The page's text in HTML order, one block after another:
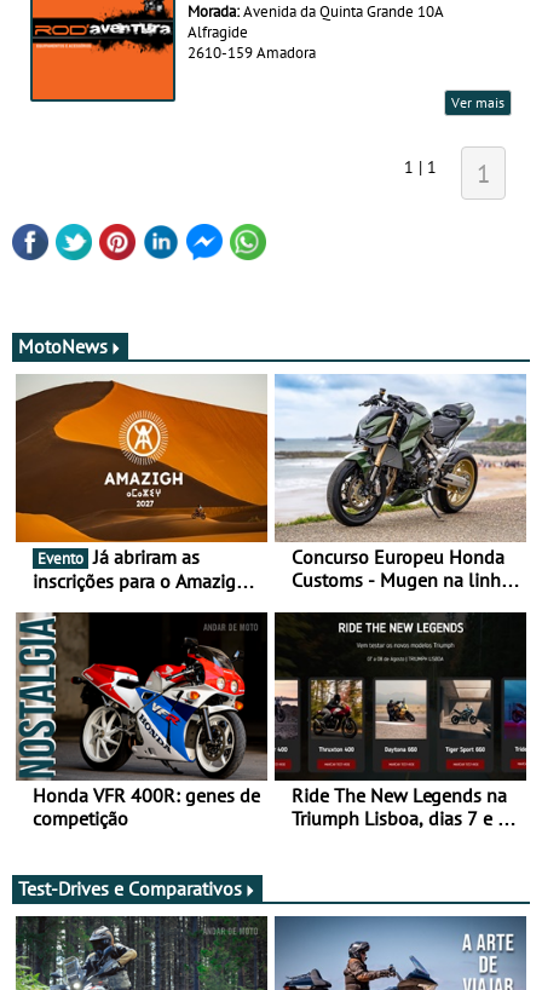
Morada:Avenida da Quinta Grande 10A
Alfragide
2610-159 Amadora
Ver mais
1 | 1 1
MotoNews
Evento Já abriram as
inscrições para o Amazigh
Marrocos, de 23 abril a 1
maio - The ultimate
experience in Morocco
Concurso Europeu Honda
Customs - Mugen na linha
ganhar
Honda VFR 400R: genes de
competição
Ride The New Legends na
Triumph Lisboa, dias 7 e 8
Test-Drives e Comparativos